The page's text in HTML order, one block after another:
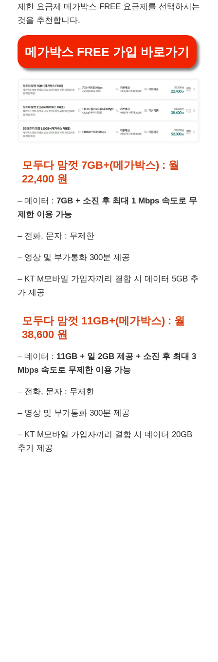
제한 요금제 메가박스 FREE 요금제를 선택하시는
것을 추천합니다.
메가박스 FREE 가입 바로가기
모두다 맘껏 7GB+(메가박스) : 월
22,400 원
– 데이터 :7GB + 소진 후 최대 1 Mbps 속도로 무
제한 이용 가능
– 전화, 문자 : 무제한
– 영상 및 부가통화 300분 제공
– KT M모바일 가입자끼리 결합 시 데이터 5GB 추
가 제공
모두다 맘껏 11GB+(메가박스) : 월
38,600 원
– 데이터 : 11GB + 일 2GB 제공 + 소진 후 최대 3
Mbps 속도로 무제한 이용 가능
– 전화, 문자 : 무제한
– 영상 및 부가통화 300분 제공
– KT M모바일 가입자끼리 결합 시 데이터 20GB
추가 제공